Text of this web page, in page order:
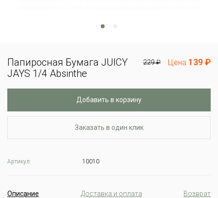
Папиросная Бумага JUICY
JAYS 1/4 Absinthe
229 ₽ Цена 139 ₽
Добавить в корзину
Заказать в один клик
Артикул: 10010
Описание Доставка и оплата Возврат